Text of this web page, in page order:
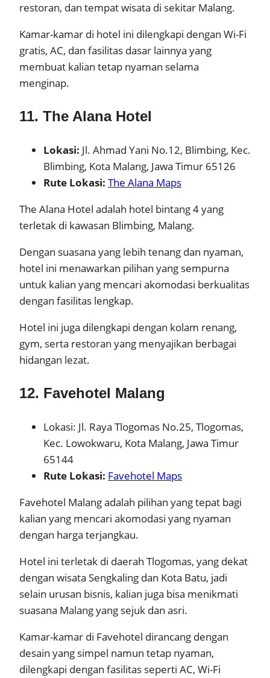
restoran, dan tempat wisata di sekitar Malang.
Kamar-kamar di hotel ini dilengkapi dengan Wi-Fi
gratis, AC, dan fasilitas dasar lainnya yang
membuat kalian tetap nyaman selama
menginap.
11. The Alana Hotel
Lokasi: Jl. Ahmad Yani No.12, Blimbing, Kec.
Blimbing, Kota Malang, Jawa Timur 65126
Rute Lokasi: The Alana Maps
The Alana Hotel adalah hotel bintang 4 yang
terletak di kawasan Blimbing, Malang.
Dengan suasana yang lebih tenang dan nyaman,
hotel ini menawarkan pilihan yang sempurna
untuk kalian yang mencari akomodasi berkualitas
dengan fasilitas lengkap.
Hotel ini juga dilengkapi dengan kolam renang,
gym, serta restoran yang menyajikan berbagai
hidangan lezat.
12. Favehotel Malang
Lokasi: Jl. Raya Tlogomas No.25, Tlogomas,
Kec. Lowokwaru, Kota Malang, Jawa Timur
65144
Rute Lokasi: Favehotel Maps
Favehotel Malang adalah pilihan yang tepat bagi
kalian yang mencari akomodasi yang nyaman
dengan harga terjangkau.
Hotel ini terletak di daerah Tlogomas, yang dekat
dengan wisata Sengkaling dan Kota Batu, jadi
selain urusan bisnis, kalian juga bisa menikmati
suasana Malang yang sejuk dan asri.
Kamar-kamar di Favehotel dirancang dengan
desain yang simpel namun tetap nyaman,
dilengkapi dengan fasilitas seperti AC, Wi-Fi